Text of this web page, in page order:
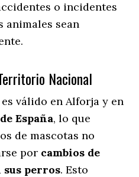
o incidentes
animales sean
Nacional
es válido en Alforja y en
España, lo que
de mascotas no
por cambios de
sus perros. Esto